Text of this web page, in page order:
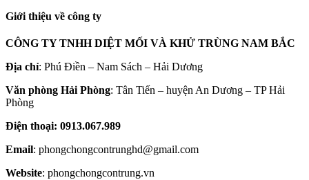
Giới thiệu về công ty
CÔNG TY TNHH DIỆT MỐI VÀ KHỬ TRÙNG NAM BẮC
Địa chỉ: Phú Điền – Nam Sách – Hải Dương
Văn phòng Hải Phòng: Tân Tiến – huyện An Dương – TP Hải
Phòng
Điện thoại: 0913.067.989
Email: phongchongcontrunghd@gmail.com
Website: phongchongcontrung.vn